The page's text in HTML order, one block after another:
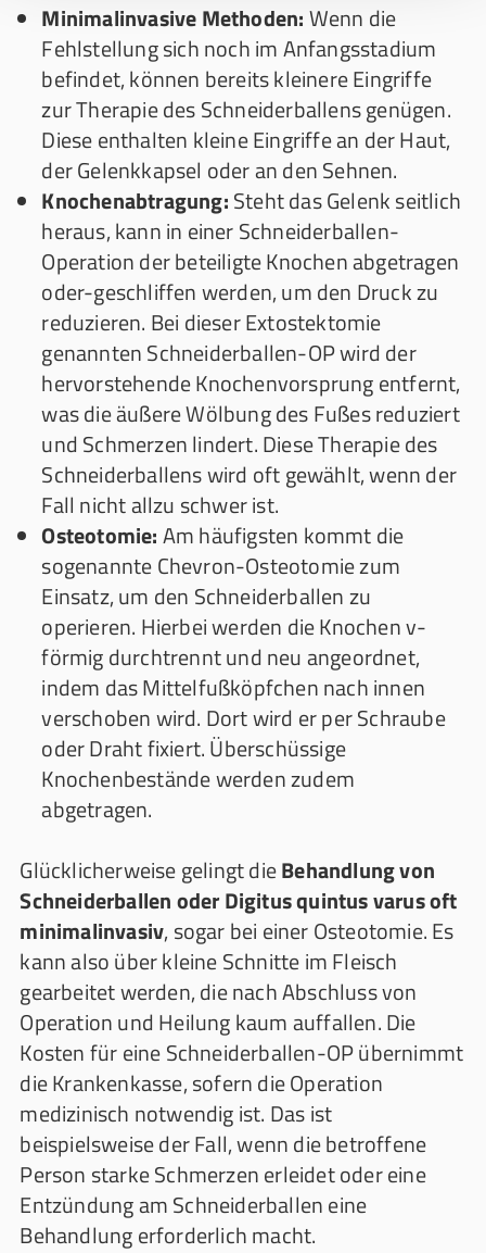
Minimalinvasive Methoden:Wenn die
Fehlstellung sich noch im Anfangsstadium
befindet, können bereits kleinere Eingriffe
zur Therapie des Schneiderballens genügen.
Diese enthalten kleine Eingriffe an der Haut,
der Gelenkkapsel oder an den Sehnen.
Knochenabtragung:Steht das Gelenk seitlich
heraus, kann in einer Schneiderballen-
Operation der beteiligte Knochen abgetragen
oder-geschliffen werden, um den Druck zu
reduzieren. Bei dieser Extostektomie
genannten Schneiderballen-OP wird der
hervorstehende Knochenvorsprung entfernt,
was die äußere Wölbung des Fußes reduziert
und Schmerzen lindert. Diese Therapie des
Schneiderballens wird oft gewählt, wenn der
Fall nicht allzu schwer ist.
Osteotomie:Am häufigsten kommt die
sogenannte Chevron-Osteotomie zum
Einsatz, um den Schneiderballen zu
operieren. Hierbei werden die Knochen v-
förmig durchtrennt und neu angeordnet,
indem das Mittelfußköpfchen nach innen
verschoben wird. Dort wird er per Schraube
oder Draht fixiert. Überschüssige
Knochenbestände werden zudem
abgetragen.
Glücklicherweise gelingt dieBehandlung von
Schneiderballen oder Digitus quintus varus oft
minimalinvasiv, sogar bei einer Osteotomie. Es
kann also über kleine Schnitte im Fleisch
gearbeitet werden, die nach Abschluss von
Operation und Heilung kaum auffallen. Die
Kosten für eine Schneiderballen-OP übernimmt
die Krankenkasse, sofern die Operation
medizinisch notwendig ist. Das ist
beispielsweise der Fall, wenn die betroffene
Person starke Schmerzen erleidet oder eine
Entzündung am Schneiderballen eine
Behandlung erforderlich macht.